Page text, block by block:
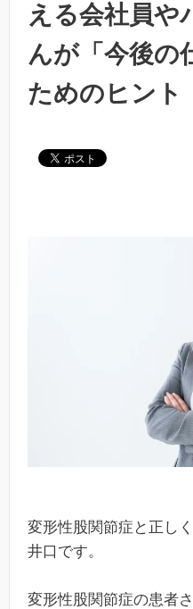
える会社員や
んが「今後の
ためのヒント
変形性股関節症と正し
井口です。
変形性股関節症の患者